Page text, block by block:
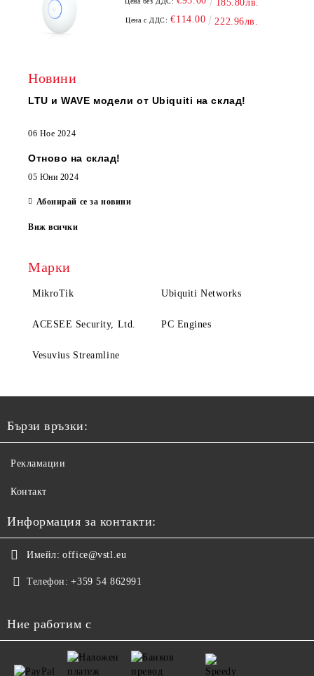
185.80лв.
Цена с ДДС: €114.00 222.96лв.
Новини
LTU и WAVE модели от Ubiquiti на склад!
06 Ное 2024
Отново на склад!
05 Юни 2024
Абонирай се за новини
Виж всички
Марки
MikroTik Ubiquiti Networks
ACESEE Security, Ltd. PC Engines
Vesuvius Streamline
Бързи връзки:
Рекламации
Контакт
Информация за контакти:
Имейл: office@vstl.eu
Телефон: +359 54 862991
Ние работим с